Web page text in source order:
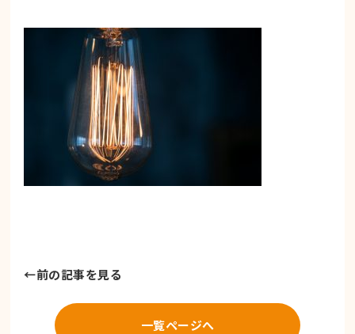
←前の記事を見る
一覧ページへ